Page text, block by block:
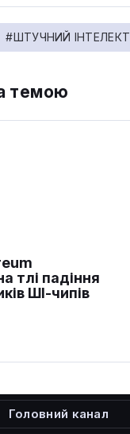
#ШТУЧНИЙ ІНТЕЛЕКТ
темою
тлі падіння
ШІ-чипів
Головний канал